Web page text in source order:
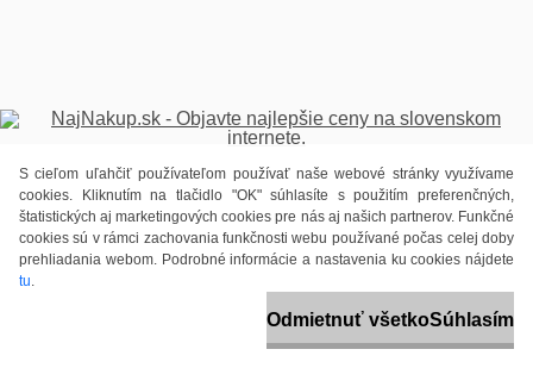
S cieľom uľahčiť používateľom používať naše webové stránky využívame
cookies. Kliknutím na tlačidlo "OK" súhlasíte s použitím preferenčných,
štatistických aj marketingových cookies pre nás aj našich partnerov. Funkčné
cookies sú v rámci zachovania funkčnosti webu používané počas celej doby
prehliadania webom. Podrobné informácie a nastavenia ku cookies nájdete
tu.
Odmietnuť všetkoSúhlasím